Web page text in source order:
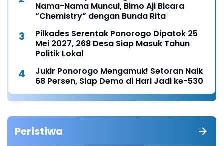
Nama-Nama Muncul, Bimo Aji Bicara
“Chemistry” dengan Bunda Rita
Pilkades Serentak Ponorogo Dipatok 25
Mei 2027, 268 Desa Siap Masuk Tahun
Politik Lokal
Jukir Ponorogo Mengamuk! Setoran Naik
68 Persen, Siap Demo di Hari Jadi ke-530
Peristiwa